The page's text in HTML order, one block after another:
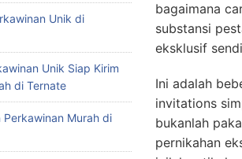
bagaimana
substansi
eksklusif
Ini adalah
invitations
bukanlah
pernikahan
Unik di
Unik Siap Kirim
di Ternate
Murah di